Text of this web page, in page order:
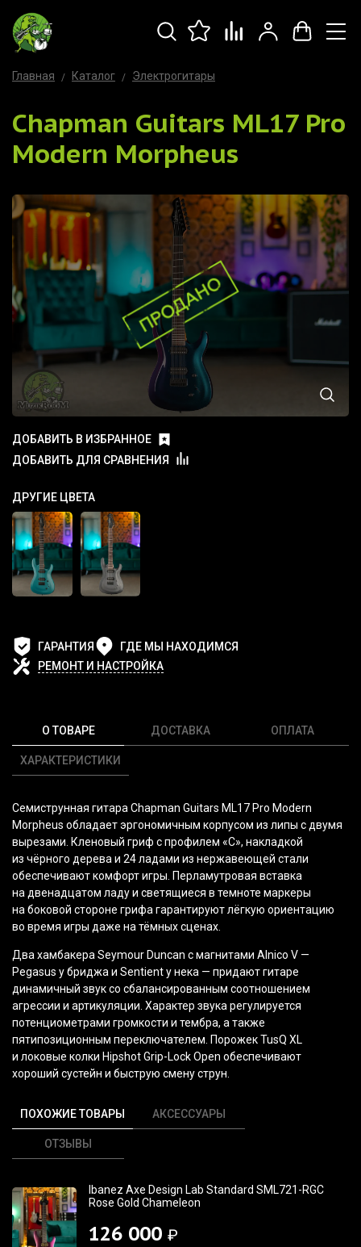
Главная Каталог Электрогитары
Chapman Guitars ML17 Pro
Modern Morpheus
ДОБАВИТЬ В ИЗБРАННОЕ
ДОБАВИТЬ ДЛЯ СРАВНЕНИЯ
ДРУГИЕ ЦВЕТА
ГАРАНТИЯ
ГДЕ МЫ НАХОДИМСЯ
РЕМОНТ И НАСТРОЙКА
О ТОВАРЕ
ХАРАКТЕРИСТИКИ
ДОСТАВКА ОПЛАТА
Семиструнная гитара Chapman Guitars ML17 Pro Modern
Morpheus обладает эргономичным корпусом из липы с двумя
вырезами. Кленовый гриф с профилем «С», накладкой
из чёрного дерева и 24 ладами из нержавеющей стали
обеспечивают комфорт игры. Перламутровая вставка
на двенадцатом ладу и светящиеся в темноте маркеры
на боковой стороне грифа гарантируют лёгкую ориентацию
во время игры даже на тёмных сценах.
Два хамбакера Seymour Duncan с магнитами Alnico V —
Pegasus у бриджа и Sentient у нека — придают гитаре
динамичный звук со сбалансированным соотношением
агрессии и артикуляции. Характер звука регулируется
потенциометрами громкости и тембра, а также
пятипозиционным переключателем. Порожек TusQ XL
и локовые колки Hipshot Grip-Lock Open обеспечивают
хороший сустейн и быструю смену струн.
ПОХОЖИЕ ТОВАРЫ АКСЕССУАРЫ
ОТЗЫВЫ
Ibanez Axe Design Lab Standard SML721-RGC
Rose Gold Chameleon
126 000 ₽